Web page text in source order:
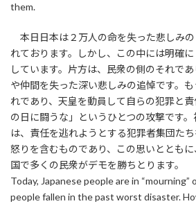
them.
本日日本は２万人の命を失った悲しみ
れております。しかし、この中には明確
しています。片方は、民衆の側のそれで
や仲間を失った深い悲しみの追悼です。
れであり、天皇を動員して自らの犯罪と
の日に闘うな」というひとつの攻撃です
は、責任を逃れようとする犯罪者集団た
怒りを含むものであり、この思いととも
国で多くの民衆がデモを勝ちとります。
Today, Japanese people are in
people fallen in the past worst disaster.